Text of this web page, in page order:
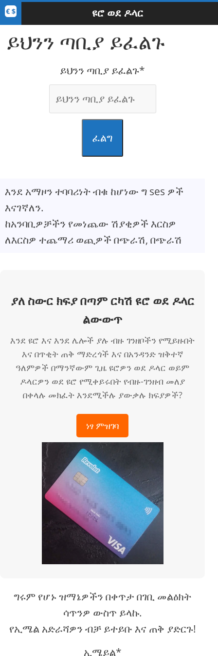
ዩሮ ወደ ዶላር
ይህንን ጣቢያ ይፈልጉ
ይህንን ጣቢያ ይፈልጉ*
ፈልግ
እንደ አማዞን ተባባሪነት ብቁ ከሆነው ግ ses ዎች
እናገኛለን.
ከአንባቢዎቻችን የመነጨው ሽያቂዎች እርስዎ
ለእርስዎ ተጨማሪ ወጪዎች በጭራሽ, በጭራሽ
ያለ ስውር ክፍያ በጣም ርካሽ ዩሮ ወደ ዶላር
ልውውጥ
እንደ ዩሮ እና እንደ ሌሎች ያሉ ብዙ ገንዘቦችን የሚይዙበት
እና በጥቂት ጠቅ ማድረጎች እና በአንዳንድ ዝቅተኛ
ዓለምዎች በማንኛውም ጊዜ ዩሮዎን ወደ ዶላር ወይም
ዶላርዎን ወደ ዩሮ የሚቀይሩበት የብዙ-ገንዘብ መለያ
በቀላሉ መክፈት እንደሚችሉ ያውቃሉ ክፍያዎች?
ነፃ ምዝገባ
ግሩም የሆኑ ዝማኔዎችን በቀጥታ በገቢ መልዕክት
ሳጥንዎ ውስጥ ይላኩ.
የኢሜል አድራሻዎን ብቻ ይተይቡ እና ጠቅ ያድርጉ!
ኢሜይል*